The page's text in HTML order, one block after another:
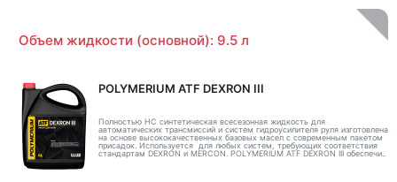
Объем жидкости (основной): 9.5 л
POLYMERIUM ATF DEXRON III
Полностью НС синтетическая всесезонная жидкость для
автоматических трансмиссий и систем гидроусилителя руля изготовлена
на основе высококачественных базовых масел с современным пакетом
присадок. Используется для любых систем, требующих соответствия
стандартам DEXRON и MERCON. POLYMERIUM ATF DEXRON III обеспечи..